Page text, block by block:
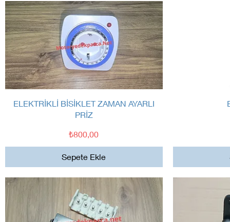
Hızlı Bakış
ELEKTRİKLİ BİSİKLET ZAMAN AYARLI
PRİZ
Fiyat
₺800,00
Sepete Ekle